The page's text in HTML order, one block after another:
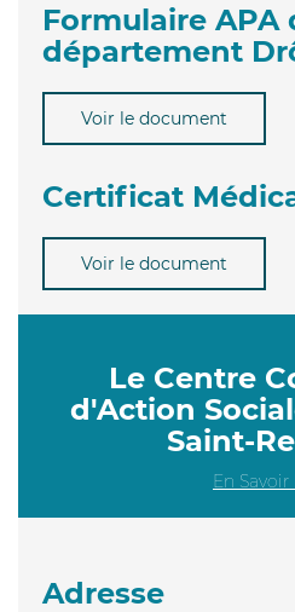
Formulaire APA
département
Voir le document
Certificat
Voir le document
Le Centre
d'Action
Saint-
En Savoir
Adresse